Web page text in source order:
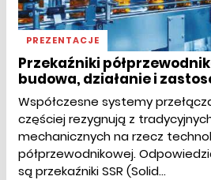
PREZENTACJE
Przekaźniki
budowa, działanie i
Współczesne systemy
częściej rezygnują z
mechanicznych na rzecz
półprzewodnikowej.
są przekaźniki SSR (Solid...